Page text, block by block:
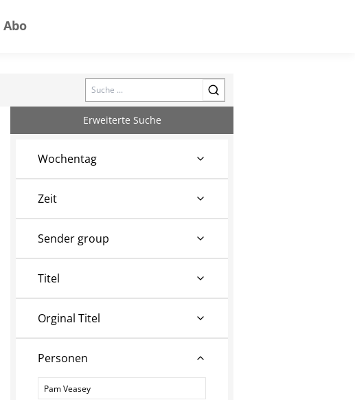
Abo
Search
Erweiterte Suche
Wochentag
Zeit
Sender group
Titel
Orginal Titel
Personen
Personen